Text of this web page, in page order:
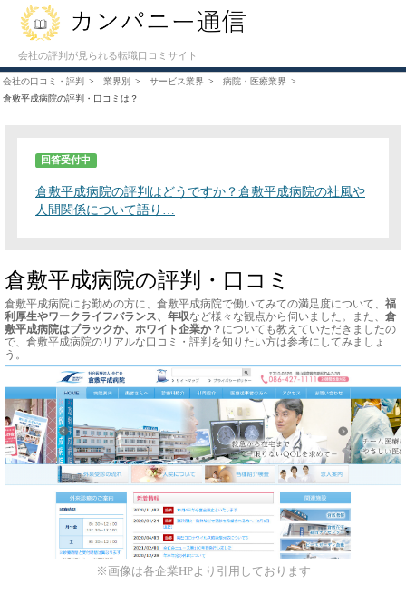
会社の評判が見られる転職口コミサイト
会社の口コミ・評判 業界別 サービス業界
病院・医療業界
倉敷平成病院の評判・口コミは？
回答受付中
倉敷平成病院の評判はどうですか？倉敷平成病院の社風や
人間関係について語り…
倉敷平成病院の評判・口コミ
倉敷平成病院にお勤めの方に、倉敷平成病院で働いてみての満足度について、 福
利厚生やワークライフバランス、年収など様々な観点から伺いました。また、 倉
敷平成病院はブラックか、ホワイト企業か？ についても教えていただきましたの
で、倉敷平成病院のリアルな口コミ・評判を知りたい方は参考にしてみましょ
う。
※画像は各企業HPより引用しております